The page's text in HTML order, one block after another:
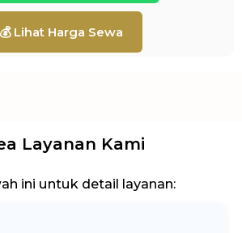
💰 Lihat Harga Sewa
Layanan Kami
ini untuk detail layanan: